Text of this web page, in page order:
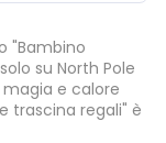
"Bambino
su North Pole
e calore
trascina regali" è